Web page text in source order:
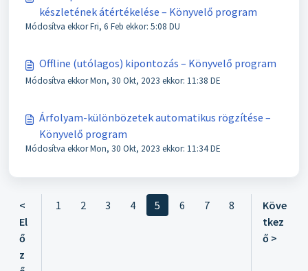
készletének átértékelése – Könyvelő program
Módosítva ekkor Fri, 6 Feb ekkor: 5:08 DU
Offline (utólagos) kipontozás – Könyvelő program
Módosítva ekkor Mon, 30 Okt, 2023 ekkor: 11:38 DE
Árfolyam-különbözetek automatikus rögzítése –
Könyvelő program
Módosítva ekkor Mon, 30 Okt, 2023 ekkor: 11:34 DE
<
El
ő
z
1 2 3 4 5 6 7 8
Köve
tkez
ő >